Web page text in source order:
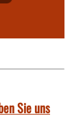
Sie uns